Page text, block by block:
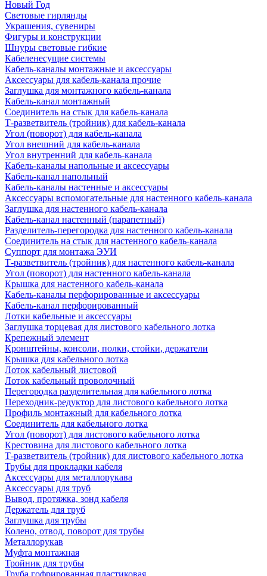
Новый Год
Световые гирлянды
Украшения, сувениры
Фигуры и конструкции
Шнуры световые гибкие
Кабеленесущие системы
Кабель-каналы монтажные и аксессуары
Аксессуары для кабель-канала прочие
Заглушка для монтажного кабель-канала
Кабель-канал монтажный
Соединитель на стык для кабель-канала
Т-разветвитель (тройник) для кабель-канала
Угол (поворот) для кабель-канала
Угол внешний для кабель-канала
Угол внутренний для кабель-канала
Кабель-каналы напольные и аксессуары
Кабель-канал напольный
Кабель-каналы настенные и аксессуары
Аксессуары вспомогательные для настенного кабель-канала
Заглушка для настенного кабель-канала
Кабель-канал настенный (парапетный)
Разделитель-перегородка для настенного кабель-канала
Соединитель на стык для настенного кабель-канала
Суппорт для монтажа ЭУИ
Т-разветвитель (тройник) для настенного кабель-канала
Угол (поворот) для настенного кабель-канала
Крышка для настенного кабель-канала
Кабель-каналы перфорированные и аксессуары
Кабель-канал перфорированный
Лотки кабельные и аксессуары
Заглушка торцевая для листового кабельного лотка
Крепежный элемент
Кронштейны, консоли, полки, стойки, держатели
Крышка для кабельного лотка
Лоток кабельный листовой
Лоток кабельный проволочный
Перегородка разделительная для кабельного лотка
Переходник-редуктор для листового кабельного лотка
Профиль монтажный для кабельного лотка
Соединитель для кабельного лотка
Угол (поворот) для листового кабельного лотка
Крестовина для листового кабельного лотка
Т-разветвитель (тройник) для листового кабельного лотка
Трубы для прокладки кабеля
Аксессуары для металлорукава
Аксессуары для труб
Вывод, протяжка, зонд кабеля
Держатель для труб
Заглушка для трубы
Колено, отвод, поворот для трубы
Металлорукав
Муфта монтажная
Тройник для трубы
Труба гофрированная пластиковая